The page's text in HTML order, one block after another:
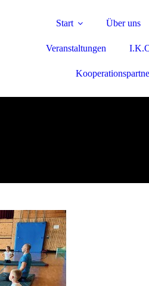
Start Über uns
Veranstaltungen